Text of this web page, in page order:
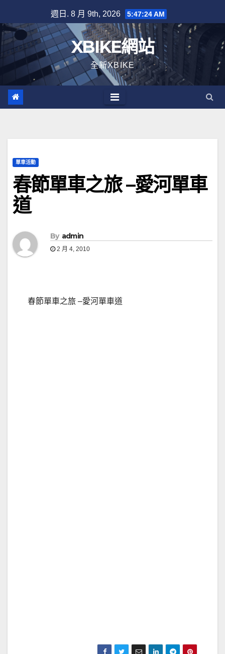
to
content
週日. 8 月 9th, 2026 5:47:24 AM
XBIKE網站
全新XBIKE
單車活動
春節單車之旅 –愛河單車
道
By admin
2 月 4, 2010
春節單車之旅 –愛河單車道